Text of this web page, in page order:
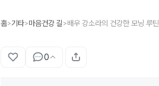
홈>기타>마음건강 길 >배우 강소라의 건강한 모닝 루틴
0